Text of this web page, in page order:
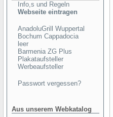
Info,s und Regeln
Webseite eintragen
AnadoluGrill Wuppertal
Bochum Cappadocia
leer
Barmenia ZG Plus
Plakataufsteller
Werbeaufsteller
Passwort vergessen?
Aus unserem Webkatalog